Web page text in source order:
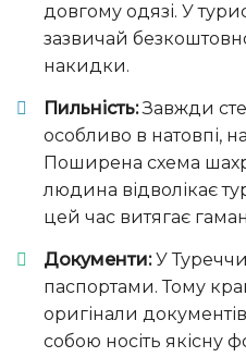
довгому одязі. У
зазвичай
накидки.
Пильність:Завжди
особливо в натовпі,
Поширена схема
людина відволікає
цей час витягає
Документи:У
паспортами. Тому
оригінали
собою носіть якісну